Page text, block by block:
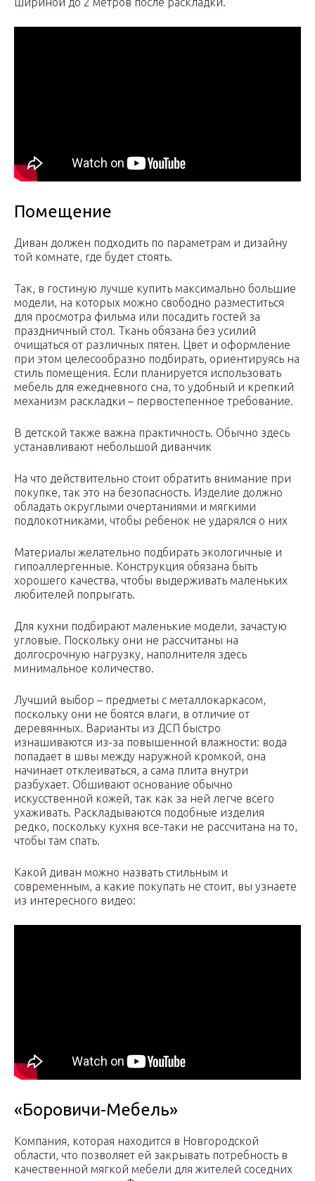
Помещение
Диван должен подходить по параметрам и дизайну
той комнате, где будет стоять.
Так, в гостиную лучше купить максимально большие
модели, на которых можно свободно разместиться
для просмотра фильма или посадить гостей за
праздничный стол. Ткань обязана без усилий
очищаться от различных пятен. Цвет и оформление
при этом целесообразно подбирать, ориентируясь на
стиль помещения. Если планируется использовать
мебель для ежедневного сна, то удобный и крепкий
механизм раскладки – первостепенное требование.
В детской также важна практичность. Обычно здесь
устанавливают небольшой диванчик
На что действительно стоит обратить внимание при
покупке, так это на безопасность. Изделие должно
обладать округлыми очертаниями и мягкими
подлокотниками, чтобы ребенок не ударялся о них
Материалы желательно подбирать экологичные и
гипоаллергенные. Конструкция обязана быть
хорошего качества, чтобы выдерживать маленьких
любителей попрыгать.
Для кухни подбирают маленькие модели, зачастую
угловые. Поскольку они не рассчитаны на
долгосрочную нагрузку, наполнителя здесь
минимальное количество.
Лучший выбор – предметы с металлокаркасом,
поскольку они не боятся влаги, в отличие от
деревянных. Варианты из ДСП быстро
изнашиваются из-за повышенной влажности: вода
попадает в швы между наружной кромкой, она
начинает отклеиваться, а сама плита внутри
разбухает. Обшивают основание обычно
искусственной кожей, так как за ней легче всего
ухаживать. Раскладываются подобные изделия
редко, поскольку кухня все-таки не рассчитана на то,
чтобы там спать.
Какой диван можно назвать стильным и
современным, а какие покупать не стоит, вы узнаете
из интересного видео:
«Боровичи-Мебель»
Компания, которая находится в Новгородской
области, что позволяет ей закрывать потребность в
качественной мягкой мебели для жителей соседних